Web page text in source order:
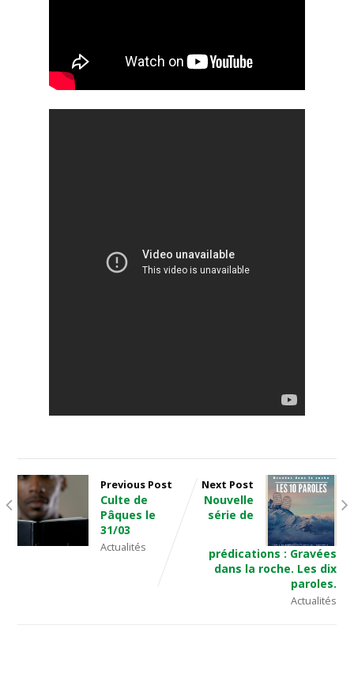
Previous Post
Culte de
Pâques le
31/03
Actualités
Next Post
Nouvelle
série de
prédications : Gravées
dans la roche. Les dix
paroles.
Actualités